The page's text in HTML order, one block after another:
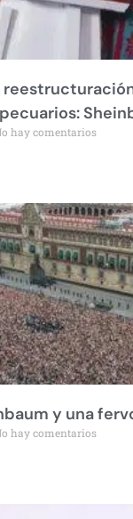
hay comentarios
y una
hay comentarios